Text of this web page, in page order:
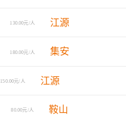
130.00元/人 江源
180.00元/人 集安
150.00元/人 江源
80.00元/人 鞍山